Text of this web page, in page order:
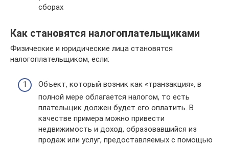
сборах
Как становятся налогоплательщиками
Физические и юридические лица становятся
налогоплательщиком, если:
Объект, который возник как «транзакция», в
полной мере облагается налогом, то есть
плательщик должен будет его оплатить. В
качестве примера можно привести
недвижимость и доход, образовавшийся из
продаж или услуг, предоставляемых с помощью